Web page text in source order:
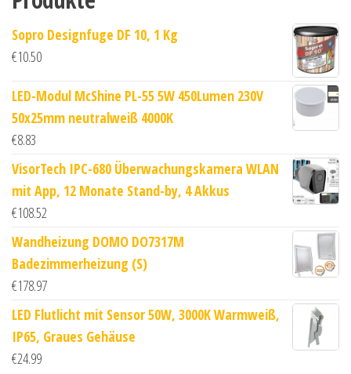
Sopro Designfuge DF 10, 1 Kg
€10.50
LED-Modul McShine PL-55 5W 450Lumen 230V
50x25mm neutralweiß 4000K
€8.83
VisorTech IPC-680 Überwachungskamera WLAN
mit App, 12 Monate Stand-by, 4 Akkus
€108.52
Wandheizung DOMO DO7317M
Badezimmerheizung (S)
€178.97
LED Flutlicht mit Sensor 50W, 3000K Warmweiß,
IP65, Graues Gehäuse
€24.99